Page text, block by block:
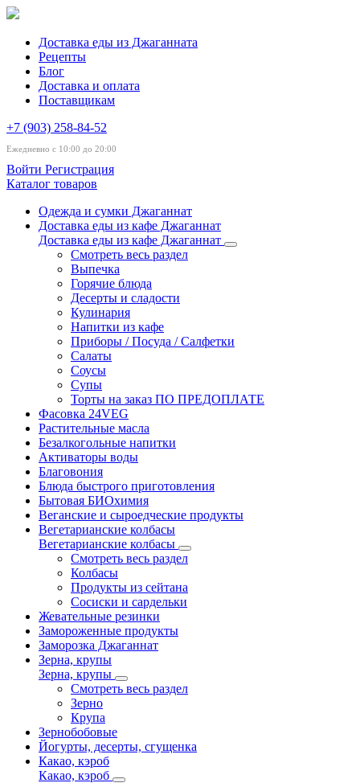
Доставка еды из Джаганната
Рецепты
Блог
Доставка и оплата
Поставщикам
+7 (903) 258-84-52
Ежедневно с 10:00 до 20:00
Войти Регистрация
Каталог товаров
Одежда и сумки Джаганнат
Доставка еды из кафе Джаганнат
Доставка еды из кафе Джаганнат
Смотреть весь раздел
Выпечка
Горячие блюда
Десерты и сладости
Кулинария
Напитки из кафе
Приборы / Посуда / Салфетки
Салаты
Соусы
Супы
Торты на заказ ПО ПРЕДОПЛАТЕ
Фасовка 24VEG
Растительные масла
Безалкогольные напитки
Активаторы воды
Благовония
Блюда быстрого приготовления
Бытовая БИОхимия
Веганские и сыроедческие продукты
Вегетарианские колбасы
Вегетарианские колбасы
Смотреть весь раздел
Колбасы
Продукты из сейтана
Сосиски и сардельки
Жевательные резинки
Замороженные продукты
Заморозка Джаганнат
Зерна, крупы
Зерна, крупы
Смотреть весь раздел
Зерно
Крупа
Зернобобовые
Йогурты, десерты, сгущенка
Какао, кэроб
Какао, кэроб